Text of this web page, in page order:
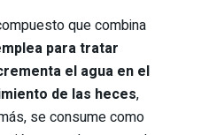
que combina
para tratar
el agua en el
de las heces,
se consume como